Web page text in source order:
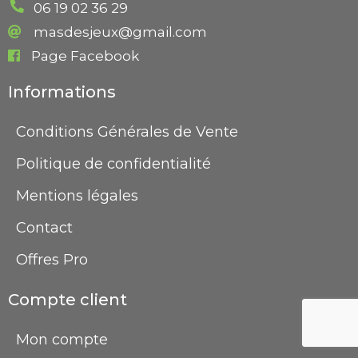
06 19 02 36 29
masdesjeux@gmail.com
Page Facebook
Informations
Conditions Générales de Vente
Politique de confidentialité
Mentions légales
Contact
Offres Pro
Compte client
Mon compte